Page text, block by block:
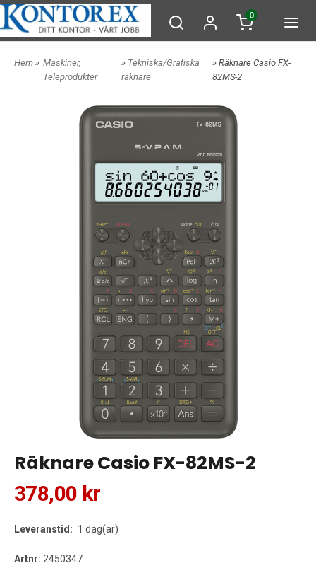
0
Hem » Maskiner,
Teleprodukter
» Tekniska/Grafiska
räknare
» Räknare Casio FX-
82MS-2
Räknare Casio FX-82MS-2
378,00 kr
Leveranstid: 1 dag(ar)
Artnr: 2450347